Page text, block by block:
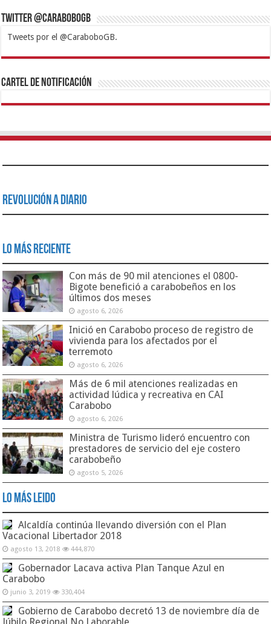
Twitter @CaraboboGB
Tweets por el @CaraboboGB.
1xbetBetturkeyBetistKralbetSupertotobetTipobetMatadorbetMariobet
https://mvbcasino.com/
Cartel de Notificación
Revolución a Diario
Lo Más Reciente
Con más de 90 mil atenciones el 0800-
Bigote benefició a carabobeños en los
últimos dos meses
agosto 6, 2026
Inició en Carabobo proceso de registro de
vivienda para los afectados por el
terremoto
agosto 6, 2026
Más de 6 mil atenciones realizadas en
actividad lúdica y recreativa en CAI
Carabobo
agosto 6, 2026
Ministra de Turismo lideró encuentro con
prestadores de servicio del eje costero
carabobeño
agosto 5, 2026
Lo Más Leido
Alcaldía continúa llevando diversión con el Plan
Vacacional Libertador 2018
agosto 13, 2018 444,870
Gobernador Lacava activa Plan Tanque Azul en
Carabobo
junio 3, 2019 330,404
Gobierno de Carabobo decretó 13 de noviembre día de